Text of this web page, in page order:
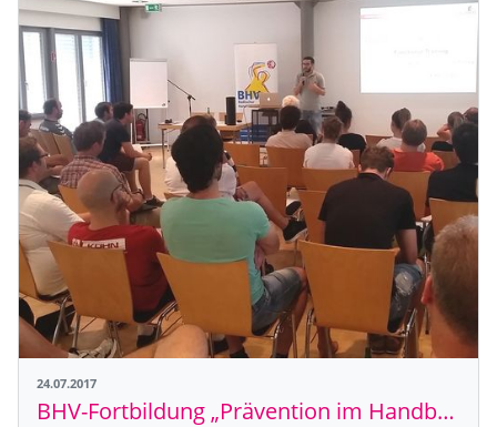
24.07.2017
BHV-Fortbildung „Prävention im Handball“ ein voller Erfolg